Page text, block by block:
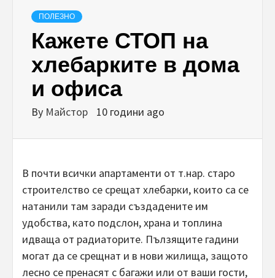
ПОЛЕЗНО
Кажете СТОП на
хлебарките в дома
и офиса
By Майстор 10 години ago
В почти всички апартаменти от т.нар. старо
строителство се срещат хлебарки, които са се
натанили там заради създадените им
удобства, като подслон, храна и топлина
идваща от радиаторите. Пълзящите гадини
могат да се срещнат и в нови жилища, защото
лесно се пренасят с багажи или от ваши гости,